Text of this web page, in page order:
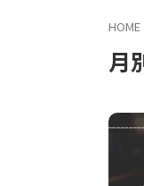
HOME
月